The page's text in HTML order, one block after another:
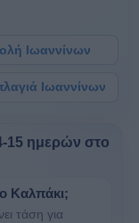
Ιωαννίνων
Ιωαννίνων
15 ημερών στο
Καλπάκι;
τάση για